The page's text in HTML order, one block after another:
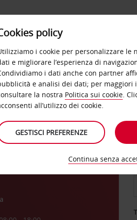
OFFERTE
policy
i cookie per personalizzare le
e migliorare l’esperienza di
i dati anche con partner
e analisi dei dati; per maggiori
la nostra Politica sui cookie.
all’utilizzo dei cookie.
GESTISCI PREFERENZE
Continua senza